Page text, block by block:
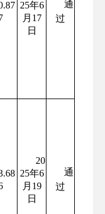
25年6
月17
日
通
过
20
25年6
月19
日
通
过